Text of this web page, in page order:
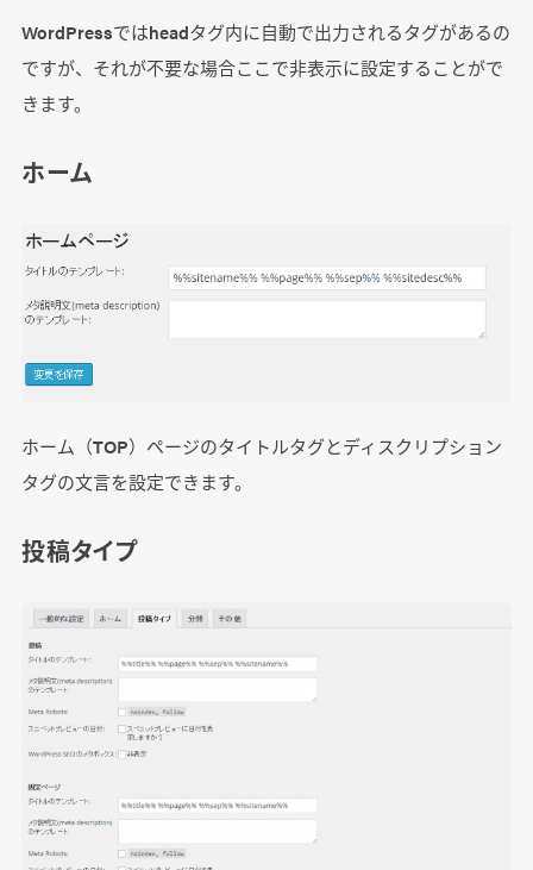
WordPressではheadタグ内に自動で出力されるタグがあるの
ですが、それが不要な場合ここで非表示に設定することがで
きます。
ホーム
ホーム（TOP）ページのタイトルタグとディスクリプション
タグの文言を設定できます。
投稿タイプ